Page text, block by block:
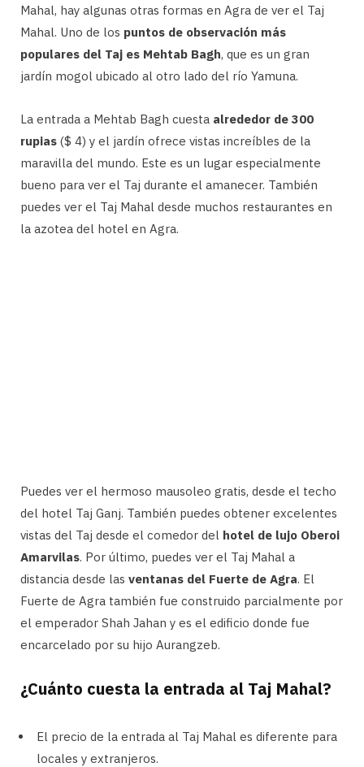
Mahal, hay algunas otras formas en Agra de ver el Taj
Mahal. Uno de los puntos de observación más
populares del Taj es Mehtab Bagh, que es un gran
jardín mogol ubicado al otro lado del río Yamuna.
La entrada a Mehtab Bagh cuesta alrededor de 300
rupias ($ 4) y el jardín ofrece vistas increíbles de la
maravilla del mundo. Este es un lugar especialmente
bueno para ver el Taj durante el amanecer. También
puedes ver el Taj Mahal desde muchos restaurantes en
la azotea del hotel en Agra.
Puedes ver el hermoso mausoleo gratis, desde el techo
del hotel Taj Ganj. También puedes obtener excelentes
vistas del Taj desde el comedor del hotel de lujo Oberoi
Amarvilas. Por último, puedes ver el Taj Mahal a
distancia desde las ventanas del Fuerte de Agra. El
Fuerte de Agra también fue construido parcialmente por
el emperador Shah Jahan y es el edificio donde fue
encarcelado por su hijo Aurangzeb.
¿Cuánto cuesta la entrada al Taj Mahal?
El precio de la entrada al Taj Mahal es diferente para
locales y extranjeros.